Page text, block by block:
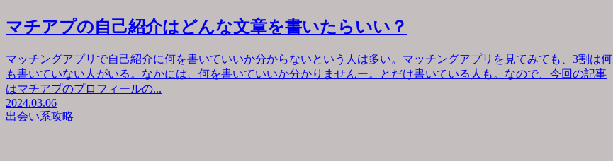
マチアプの自己紹介はどんな文章を書いたらいい？
マッチングアプリで自己紹介に何を書いていいか分からないという人は多い。マッチングアプリを見てみても、3割は何
も書いていない人がいる。なかには、何を書いていいか分かりませんー。とだけ書いている人も。なので、今回の記事
はマチアプのプロフィールの...
2024.03.06
出会い系攻略